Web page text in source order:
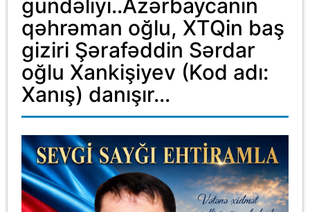
gündəliyi..Azərbaycanın
qəhrəman oğlu, XTQin baş
giziri Şərafəddin Sərdar
oğlu Xankişiyev (Kod adı:
Xanış) danışır...